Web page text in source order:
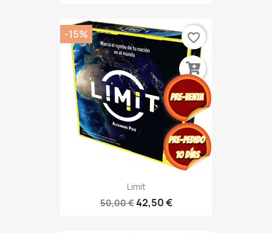
Limit
50,00 €42,50 €
-15% favorite_border